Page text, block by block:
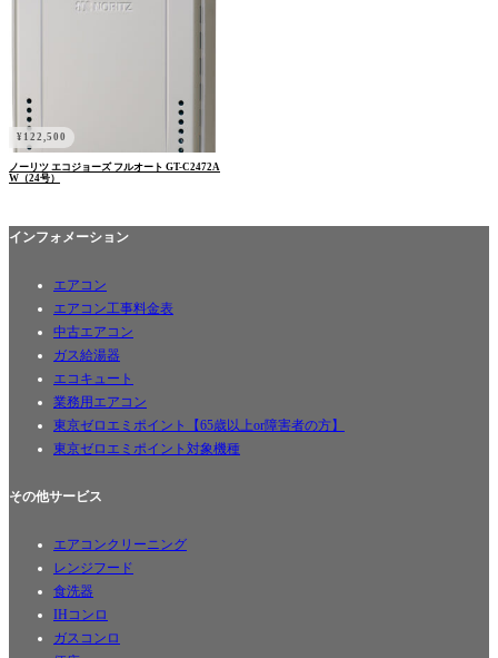
¥ 122,500
ノーリツ エコジョーズ フルオート GT-C2472A
W（24号）
インフォメーション
エアコン
エアコン工事料金表
中古エアコン
ガス給湯器
エコキュート
業務用エアコン
東京ゼロエミポイント【65歳以上or障害者の方】
東京ゼロエミポイント対象機種
その他サービス
エアコンクリーニング
レンジフード
食洗器
IHコンロ
ガスコンロ